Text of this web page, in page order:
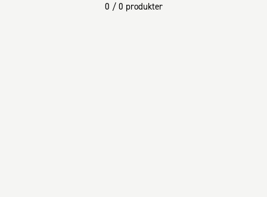
0 / 0 produkter